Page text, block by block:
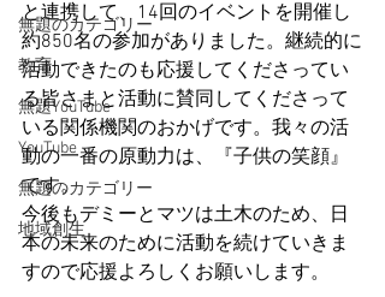
無題のカテゴリー
教育
無題YouTube
YouTube
無題のカテゴリー
地域創生
と連携して、14回のイベントを開催し
約850名の参加がありました。継続的に
活動できたのも応援してくださってい
る皆さまと活動に賛同してくださって
いる関係機関のおかげです。我々の活
動の一番の原動力は、『子供の笑顔』
です。
今後もデミーとマツは土木のため、日
本の未来のために活動を続けていきま
すので応援よろしくお願いします。